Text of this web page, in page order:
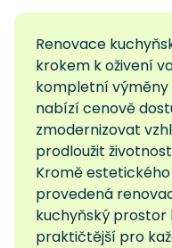
Renovace
krokem k oživení
kompletní
nabízí cenově
zmodernizovat
prodloužit
Kromě
provedená
kuchyňský prostor
praktičtější pro